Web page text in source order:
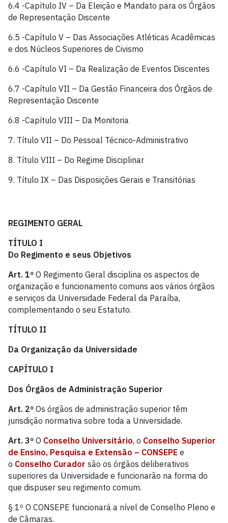
6.4 -Capítulo IV – Da Eleição e Mandato para os Órgãos
de Representação Discente
6.5 -Capítulo V – Das Associações Atléticas Acadêmicas
e dos Núcleos Superiores de Civismo
6.6 -Capítulo VI – Da Realização de Eventos Discentes
6.7 -Capítulo VII – Da Gestão Financeira dos Órgãos de
Representação Discente
6.8 -Capítulo VIII – Da Monitoria
7. Título VII – Do Pessoal Técnico-Administrativo
8. Título VIII – Do Regime Disciplinar
9. Título IX – Das Disposições Gerais e Transitórias
REGIMENTO GERAL
TÍTULO I
Do Regimento e seus Objetivos
Art. 1º O Regimento Geral disciplina os aspectos de
organização e funcionamento comuns aos vários órgãos
e serviços da Universidade Federal da Paraíba,
complementando o seu Estatuto.
TÍTULO II
Da Organização da Universidade
CAPÍTULO I
Dos Órgãos de Administração Superior
Art. 2º Os órgãos de administração superior têm
jurisdição normativa sobre toda a Universidade.
Art. 3º O Conselho Universitário, o Conselho Superior
de Ensino, Pesquisa e Extensão – CONSEPE e
o Conselho Curador são os órgãos deliberativos
superiores da Universidade e funcionarão na forma do
que dispuser seu regimento comum.
§ 1º O CONSEPE funcionará a nível de Conselho Pleno e
de Câmaras.